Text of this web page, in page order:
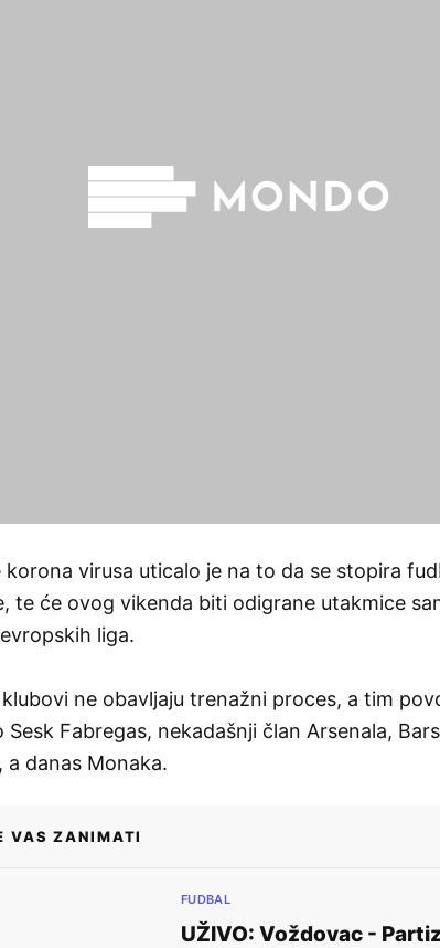
korona virusa uticalo je na to da se stopira
te će ovog vikenda biti odigrane utakmice
liga.
ne obavljaju trenažni proces, a tim
Sesk Fabregas, nekadašnji član Arsenala,
a danas Monaka.
VAS ZANIMATI
FUDBAL
UŽIVO: Voždovac -